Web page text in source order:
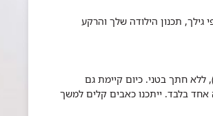
תכנון הילודה שלך והרקע
ללא חתך בטני. כיום קיימת גם
בלבד. ייתכנו כאבים קלים למשך